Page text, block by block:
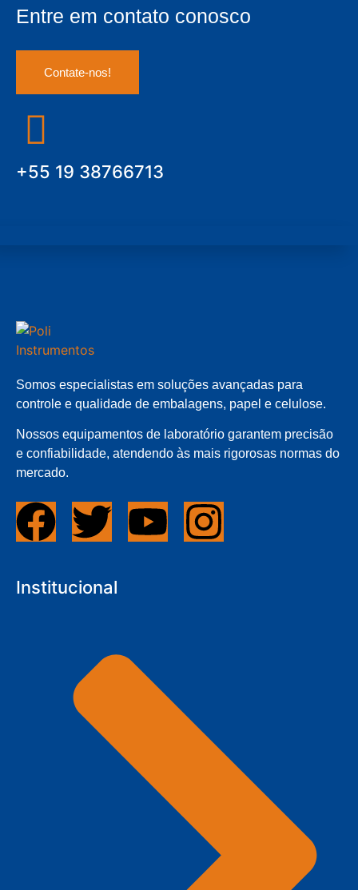
Entre em contato conosco
Contate-nos!
+55 19 38766713
Somos especialistas em soluções avançadas para
controle e qualidade de embalagens, papel e celulose.
Nossos equipamentos de laboratório garantem precisão
e confiabilidade, atendendo às mais rigorosas normas do
mercado.
Institucional